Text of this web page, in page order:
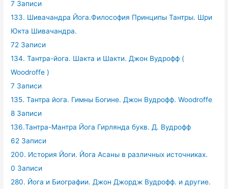
7 Записи
133. Шивачандра Йога.Философия Принципы Тантры. Шри
Юкта Шивачандра.
72 Записи
134. Тантра-йога. Шакта и Шакти. Джон Вудрофф (
Woodroffe )
7 Записи
135. Тантра йога. Гимны Богине. Джон Вудрофф. Woodroffe
8 Записи
136.Тантра-Мантра Йога Гирлянда букв. Д. Вудрофф
62 Записи
200. История Йоги. Йога Асаны в различных источниках.
0 Записи
280. Йога и Биографии. Джон Джордж Вудрофф. и другие.